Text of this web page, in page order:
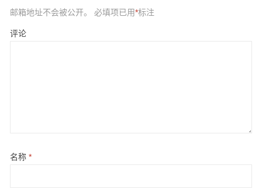
邮箱地址不会被公开。 必填项已用*标注
评论
名称 *